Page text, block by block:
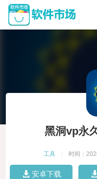
黑洞vp永
工具 时间：
安卓下载